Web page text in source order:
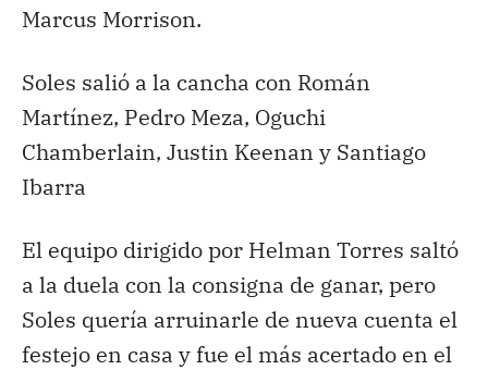
Marcus Morrison.
Soles salió a la cancha con Román
Martínez, Pedro Meza, Oguchi
Chamberlain, Justin Keenan y Santiago
Ibarra
El equipo dirigido por Helman Torres saltó
a la duela con la consigna de ganar, pero
Soles quería arruinarle de nueva cuenta el
festejo en casa y fue el más acertado en el